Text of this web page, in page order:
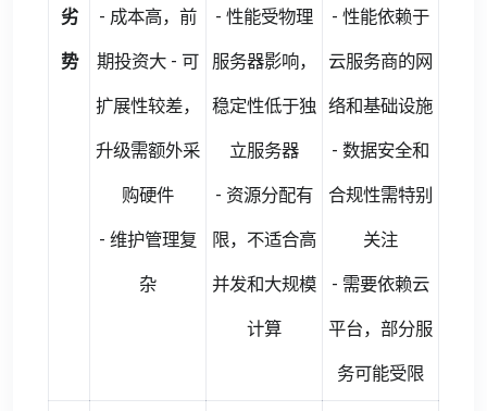
劣
势
- 成本高，前
期投资大 - 可
扩展性较差，
升级需额外采
购硬件
- 维护管理复
杂
- 性能受物理
服务器影响，
稳定性低于独
立服务器
- 资源分配有
限，不适合高
并发和大规模
计算
- 性能依赖于
云服务商的网
络和基础设施
- 数据安全和
合规性需特别
关注
- 需要依赖云
平台，部分服
务可能受限